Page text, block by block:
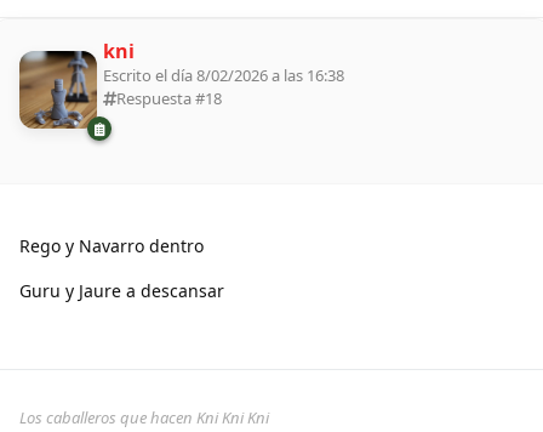
kni
Escrito el día 8/02/2026 a las 16:38
Respuesta #18
Rego y Navarro dentro
Guru y Jaure a descansar
Los caballeros que hacen Kni Kni Kni